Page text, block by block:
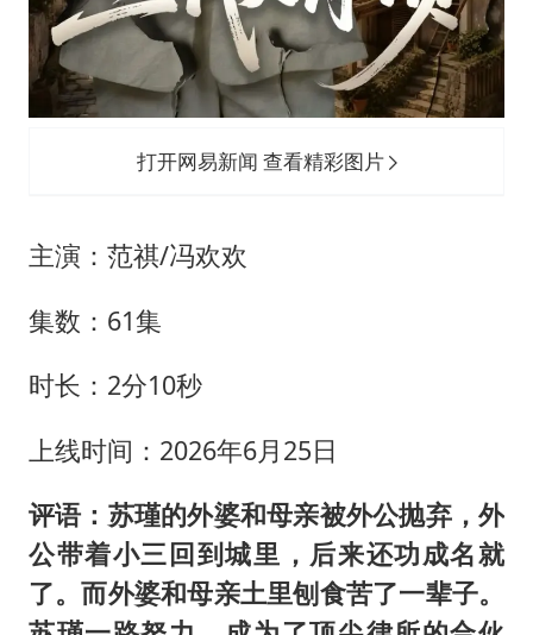
打开网易新闻 查看精彩图片
主演：范祺/冯欢欢
集数：61集
时长：2分10秒
上线时间：2026年6月25日
评语：苏瑾的外婆和母亲被外公抛弃，外
公带着小三回到城里，后来还功成名就
了。而外婆和母亲土里刨食苦了一辈子。